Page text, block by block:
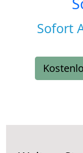
Sofort